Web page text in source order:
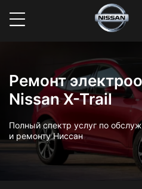
Ремонт
Nissan X-Trail
Полный спектр услуг по
и ремонту Ниссан